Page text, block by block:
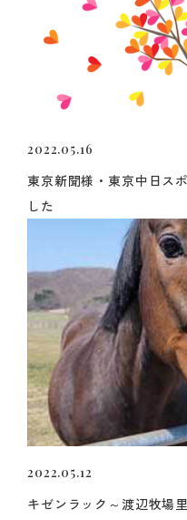
2022.05.16
東京新聞様・東京中日ス
した
2022.05.12
キゼンラック～渡辺牧場